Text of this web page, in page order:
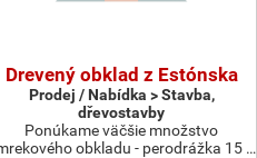
Drevený obklad z Estónska
Prodej / Nabídka > Stavba,
dřevostavby
Ponúkame väčšie množstvo
obkladu - perodrážka 15 …